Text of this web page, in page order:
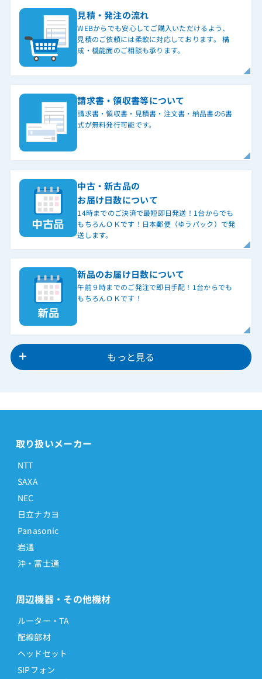
見積・発注の流れ
WEBからでも安心してご購入いただけるよう、
見積のご依頼には柔軟に対応しております。 構
成・機能面のご相談も承ります。
請求書・領収書等について
請求書・領収書・見積書・注文書・納品書の6書
式が無料発行可能です。
中古・新古品の
お届け日数について
14時までのご決済で最短即日発送！1台からでも
もちろんＯＫです！日本郵便（ゆうパック）で発
送します。
新品のお届け日数について
午前９時までのご発注で即日手配！1台からでも
もちろんＯＫです！
もっと見る
取り扱いメーカー
NTT
SAXA
NEC
日立ナカヨ
Panasonic
岩通
沖・富士通
周辺機器・その他機材
ルーター・TA
配線部材
ヘッドセット
SIPフォン